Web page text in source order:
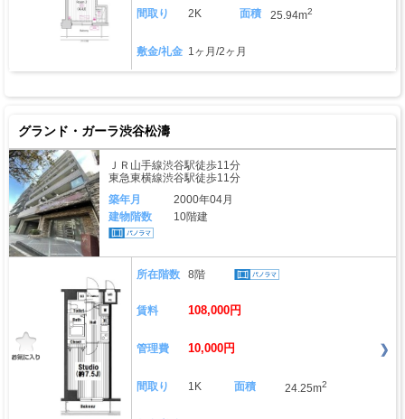
間取り 2K 面積 25.94m2
敷金/礼金 1ヶ月/2ヶ月
グランド・ガーラ渋谷松濤
ＪＲ山手線渋谷駅徒歩11分
東急東横線渋谷駅徒歩11分
築年月
2000年04月
建物階数
10階建
所在階数 8階
賃料 108,000円
管理費 10,000円
間取り 1K 面積 24.25m2